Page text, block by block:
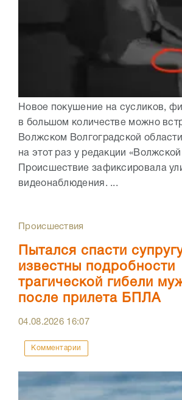
Новое покушение на сусликов,
в большом количестве можно
Волжском Волгоградской
на этот раз у редакции
Происшествие зафиксировала
видеонаблюдения. ...
Происшествия
Пытался спасти
известны подробности
трагической гибели
после прилета БПЛА
04.08.2026 16:07
Комментарии